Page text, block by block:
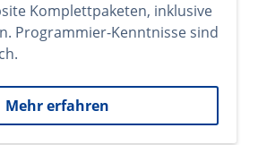
Komplettpaketen, inklusive
Programmier-Kenntnisse sind
Mehr erfahren